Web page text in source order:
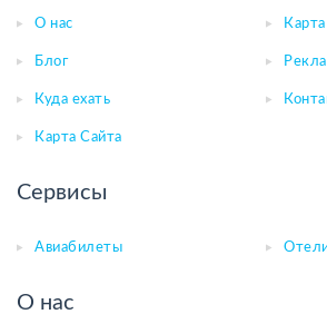
О нас
Блог
Куда ехать
Карта Сайта
Сервисы
Авиабилеты
О нас